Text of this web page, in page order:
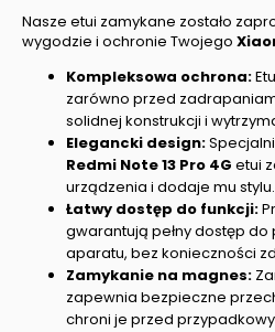
Nasze etui zamykane zostało
wygodzie i ochronie Twojego
Kompleksowa ochrona:
zarówno przed
solidnej konstrukcji i
Elegancki design:
Redmi Note 13 Pro 4G etui
urządzenia i dodaje mu stylu.
Łatwy dostęp do funkcji:
gwarantują pełny dostęp do
aparatu, bez konieczności
Zamykanie na magnes:
zapewnia bezpieczne
chroni je przed